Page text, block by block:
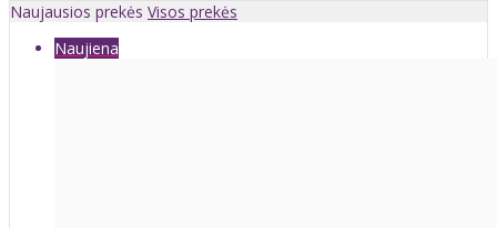
Naujausios prekės Visos prekės
Naujiena